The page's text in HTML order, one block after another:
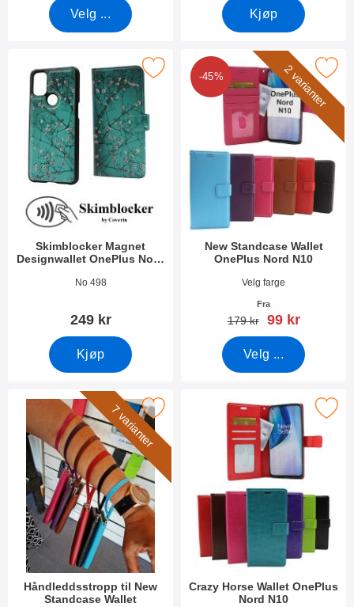
Velg ... Kjøp
Skimblocker Magnet
Designwallet OnePlus Nord
Varenummer 38930
No 498
249 kr
Kjøp
Magnet Designwallet OnePlus Nord N10 som favoritt
2 varianter
-45%
New Standcase Wallet
OnePlus Nord N10
Varenummer 39036
Velg farge
Fra
gammel pris
179 kr ny pris
99 kr
Velg ...
Merk new Standcase Wallet
7 varianter
Håndleddsstropp til New
Standcase Wallet
håndleddsstropp til New Standcase Wallet som favoritt
Crazy Horse Wallet OnePlus
Nord N10
Merk crazy Horse Wallet